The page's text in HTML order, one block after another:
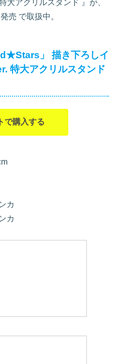
大アクリルスタンド 』が、
売 で取扱中。
」 描き下ろしイ
特大アクリルスタンド
で購入する
カ
カ